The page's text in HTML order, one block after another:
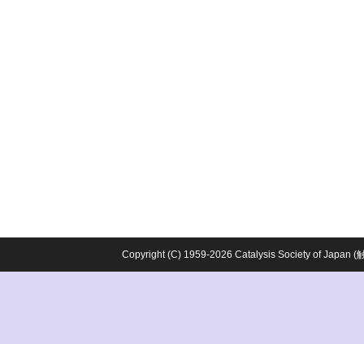
Copyright (C) 1959-2026 Catalysis Society of Japan (